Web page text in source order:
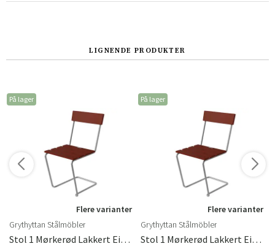
LIGNENDE PRODUKTER
På lager
Flere varianter
Grythyttan Stålmöbler
Stol 1 Mørkerød Lakkert Eik / Galvanisert
På lager
Flere varianter
Grythyttan Stålmöbler
Stol 1 Mørkerød Lakkert Eik / Galvanisert